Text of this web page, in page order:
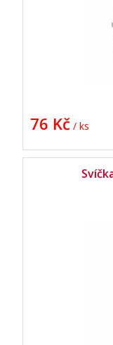
76 Kč / ks